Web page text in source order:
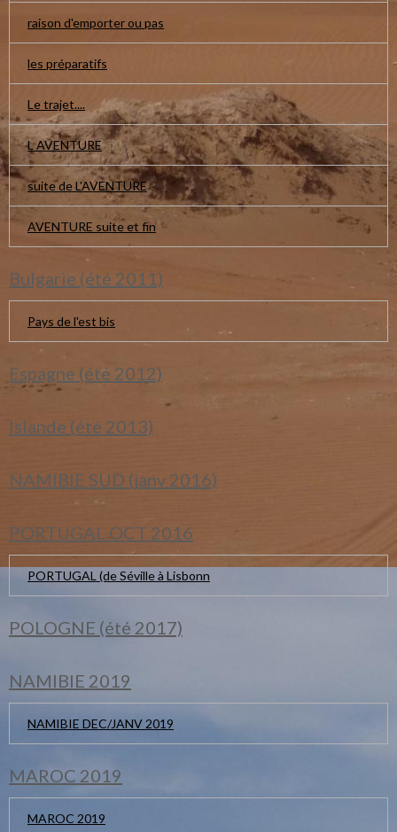
raison d'emporter ou pas
les préparatifs
Le trajet....
L AVENTURE
suite de L'AVENTURE
AVENTURE suite et fin
Bulgarie (été 2011)
Pays de l'est bis
Espagne (été 2012)
Islande (été 2013)
NAMIBIE SUD (janv 2016)
PORTUGAL OCT 2016
PORTUGAL (de Séville à Lisbonn
POLOGNE (été 2017)
NAMIBIE 2019
NAMIBIE DEC/JANV 2019
MAROC 2019
MAROC 2019